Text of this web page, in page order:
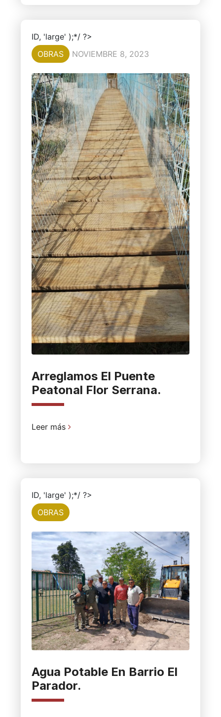
ID, 'large' );*/ ?>
OBRAS
NOVIEMBRE 8, 2023
Arreglamos El Puente
Peatonal Flor Serrana.
Leer más
ID, 'large' );*/ ?>
OBRAS
Agua Potable En Barrio El
Parador.